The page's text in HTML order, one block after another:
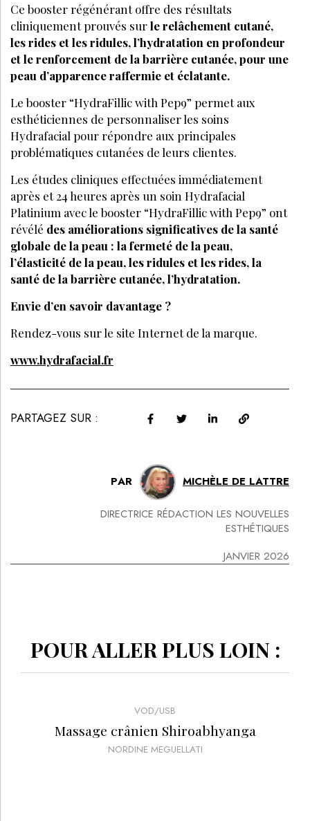
Ce booster régénérant offre des résultats
cliniquement prouvés surle relâchement cutané,
les rides et les ridules, l’hydratation en profondeur
et le renforcement de la barrière cutanée, pour une
peau d’apparence raffermie et éclatante.
Le booster “HydraFillic with Pep9” permet aux
esthéticiennes de personnaliser les soins
Hydrafacial pour répondre aux principales
problématiques cutanées de leurs clientes.
Les études cliniques effectuées immédiatement
après et 24 heures après un soin Hydrafacial
Platinium avec le booster “HydraFillic with Pep9” ont
révélé des améliorations significatives de la santé
globale de la peau : la fermeté de la peau,
l’élasticité de la peau, les ridules et les rides, la
santé de la barrière cutanée, l’hydratation.
Envie d’en savoir davantage ?
Rendez-vous sur le site Internet de la marque.
www.hydrafacial.fr
PARTAGEZ SUR :
PAR MICHÈLE DE LATTRE
DIRECTRICE RÉDACTION LES NOUVELLES
ESTHÉTIQUES
JANVIER 2026
POUR ALLER PLUS LOIN :
VOD/USB
Massage crânien Shiroabhyanga
NORDINE MEGUELLATI